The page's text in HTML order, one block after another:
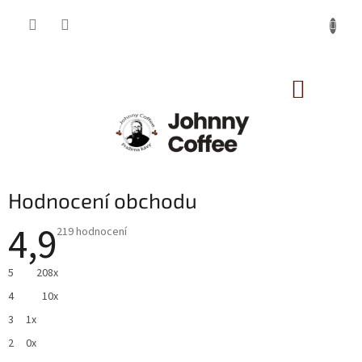
Hodnocení obchodu
4,9Průměrné
4,9
5
219 hodnocení
5
208x
4
10x
3
1x
2
0x